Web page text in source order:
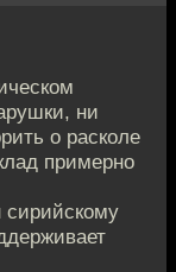
ни
о расколе
примерно
сирийскому